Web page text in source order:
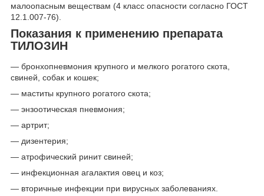
малоопасным веществам (4 класс опасности согласно ГОСТ
12.1.007-76).
Показания к применению препарата
ТИЛОЗИН
— бронхопневмония крупного и мелкого рогатого скота,
свиней, собак и кошек;
— маститы крупного рогатого скота;
— энзоотическая пневмония;
— артрит;
— дизентерия;
— атрофический ринит свиней;
— инфекционная агалактия овец и коз;
— вторичные инфекции при вирусных заболеваниях.